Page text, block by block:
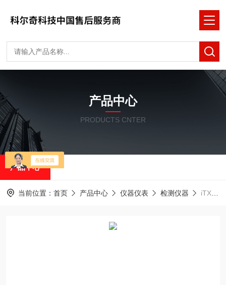
产品中心
PRODUCTS CNTER
产品中心
当前位置： 首页 产品中心 仪器仪表 检测仪器 iTX 复合式气体检测仪